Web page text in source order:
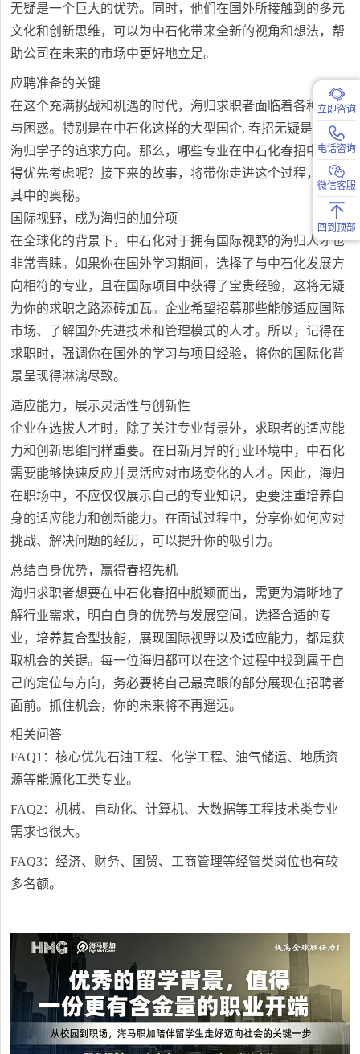
无疑是一个巨大的优势。同时，他们在国外所接触到的多元
文化和创新思维，可以为中石化带来全新的视角和想法，帮
助公司在未来的市场中更好地立足。
应聘准备的关键
在这个充满挑战和机遇的时代，海归求职者面临着各种选择
与困惑。特别是在中石化这样的大型国企, 春招无疑是许多
海归学子的追求方向。那么，哪些专业在中石化春招中会获
得优先考虑呢？接下来的故事，将带你走进这个过程，探寻
其中的奥秘。
国际视野，成为海归的加分项
在全球化的背景下，中石化对于拥有国际视野的海归人才也
非常青睐。如果你在国外学习期间，选择了与中石化发展方
向相符的专业，且在国际项目中获得了宝贵经验，这将无疑
为你的求职之路添砖加瓦。企业希望招募那些能够适应国际
市场、了解国外先进技术和管理模式的人才。所以，记得在
求职时，强调你在国外的学习与项目经验，将你的国际化背
景呈现得淋漓尽致。
适应能力，展示灵活性与创新性
企业在选拔人才时，除了关注专业背景外，求职者的适应能
力和创新思维同样重要。在日新月异的行业环境中，中石化
需要能够快速反应并灵活应对市场变化的人才。因此，海归
在职场中，不应仅仅展示自己的专业知识，更要注重培养自
身的适应能力和创新能力。在面试过程中，分享你如何应对
挑战、解决问题的经历，可以提升你的吸引力。
总结自身优势，赢得春招先机
海归求职者想要在中石化春招中脱颖而出，需更为清晰地了
解行业需求，明白自身的优势与发展空间。选择合适的专
业，培养复合型技能，展现国际视野以及适应能力，都是获
取机会的关键。每一位海归都可以在这个过程中找到属于自
己的定位与方向，务必要将自己最亮眼的部分展现在招聘者
面前。抓住机会，你的未来将不再遥远。
相关问答
FAQ1：核心优先石油工程、化学工程、油气储运、地质资
源等能源化工类专业。
FAQ2：机械、自动化、计算机、大数据等工程技术类专业
需求也很大。
FAQ3：经济、财务、国贸、工商管理等经管类岗位也有较
多名额。
立即咨询
电话咨询
微信客服
回到顶部